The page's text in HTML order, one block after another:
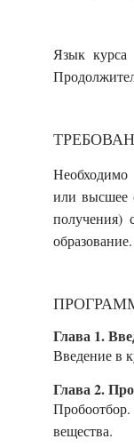
Язык курса
Необходимо
или высшее
получения)
образование.
Глава 1.
Введение в
Глава 2.
вещества.